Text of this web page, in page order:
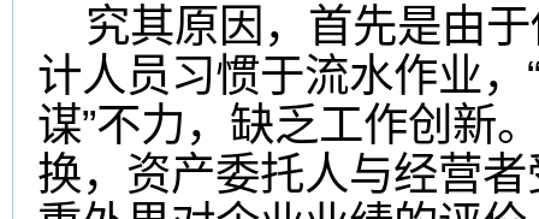
究其原因，首先是由于
计人员习惯于流水作业，
谋”不力，缺乏工作创新
换，资产委托人与经营